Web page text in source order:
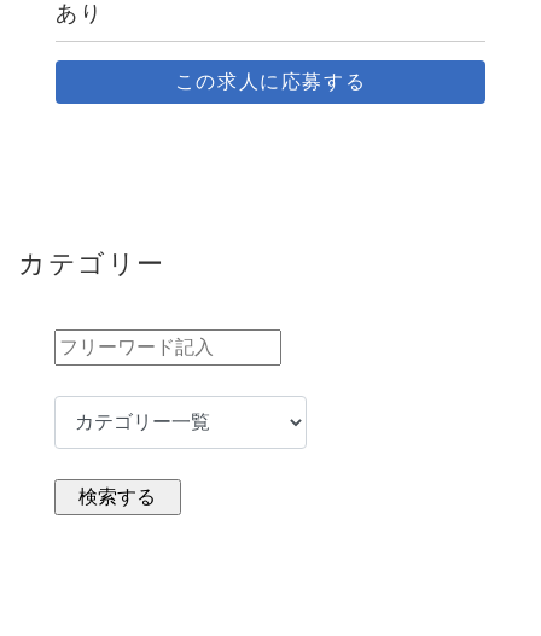
あり
この求人に応募する
カテゴリー